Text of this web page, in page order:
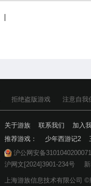
拒绝盗版游戏 注意自我
关于游族 联系我们 加入
推荐游戏：
少年西游记2
沪公网安备
沪网文[2024]3901-234号
上海游族信息技术有限公司